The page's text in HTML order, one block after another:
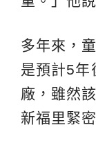
多年來，
是預計5年
廠，雖然
新福里緊